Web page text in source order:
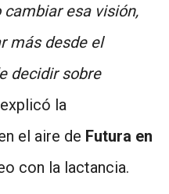
cambiar esa visión,
más desde el
decidir sobre
explicó la
el aire de Futura en
con la lactancia.